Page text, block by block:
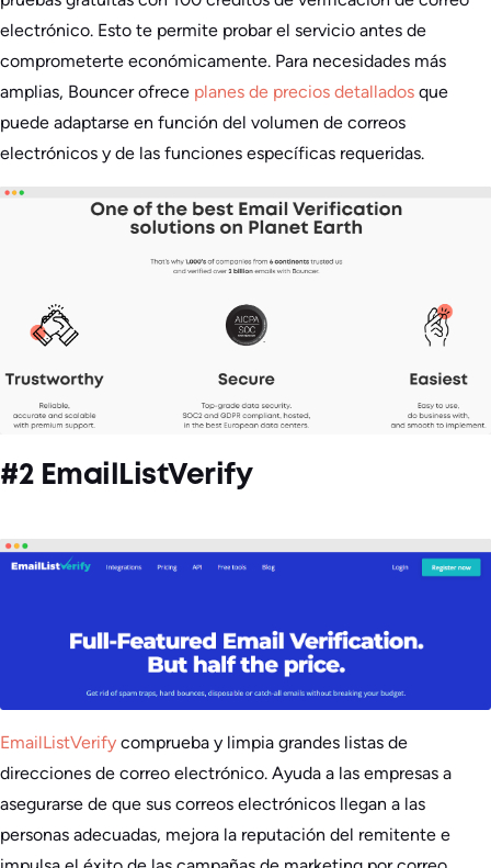
electrónico. Esto te permite probar el servicio antes de
comprometerte económicamente. Para necesidades más
amplias, Bouncer ofrece planes de precios detallados que
puede adaptarse en función del volumen de correos
electrónicos y de las funciones específicas requeridas.
#2 EmailListVerify
EmailListVerify comprueba y limpia grandes listas de
direcciones de correo electrónico. Ayuda a las empresas a
asegurarse de que sus correos electrónicos llegan a las
personas adecuadas, mejora la reputación del remitente e